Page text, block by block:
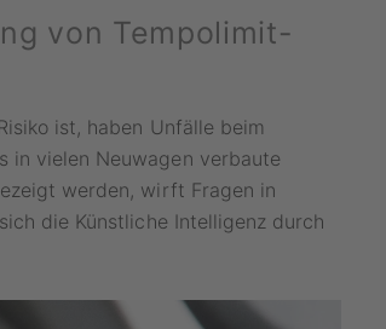
von Tempolimit-
ist, haben Unfälle beim
in vielen Neuwagen verbaute
werden, wirft Fragen in
die Künstliche Intelligenz durch